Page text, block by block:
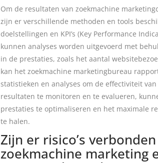
Om de resultaten van zoekmachine
zijn er verschillende methoden en tools
doelstellingen en KPI’s (Key Performance
kunnen analyses worden uitgevoerd met
in de prestaties, zoals het aantal
kan het zoekmachine marketingbureau
statistieken en analyses om de effectiviteit
resultaten te monitoren en te evalueren,
prestaties te optimaliseren en het maximale
te halen.
Zijn er risico’s
zoekmachine marketing